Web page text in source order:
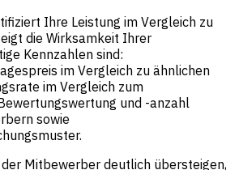
Ihre Leistung im Vergleich zu
die Wirksamkeit Ihrer
Kennzahlen sind:
im Vergleich zu ähnlichen
im Vergleich zum
und -anzahl
sowie
Mitbewerber deutlich übersteigen,